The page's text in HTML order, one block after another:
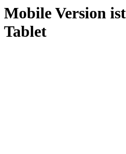
Mobile Version
Tablet